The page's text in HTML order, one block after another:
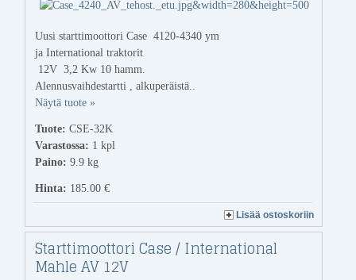
Uusi starttimoottori Case 4120-4340 ym
ja International traktorit
12V 3,2 Kw 10 hamm.
Alennusvaihdestartti , alkuperäistä..
Näytä tuote »
Tuote: CSE-32K
Varastossa: 1 kpl
Paino: 9.9 kg
Hinta: 185.00 €
Lisää ostoskoriin
Starttimoottori Case / International
Mahle AV 12V